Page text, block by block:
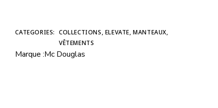
CATEGORIES: COLLECTIONS, ELEVATE,MANTEAUX,
VÊTEMENTS
Marque :Mc Douglas